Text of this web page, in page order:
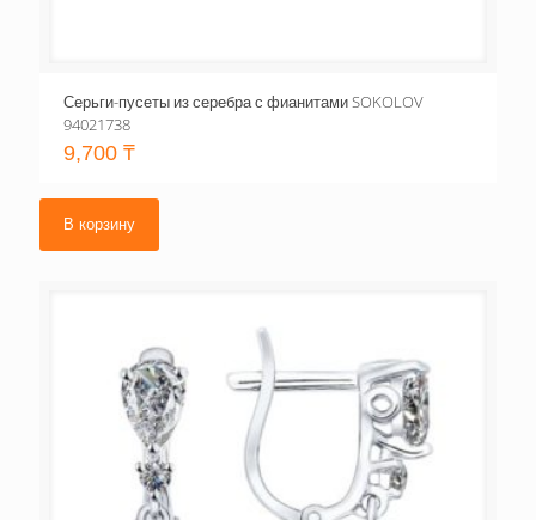
Серьги-пусеты из серебра с фианитами SOKOLOV
94021738
9,700 ₸
В корзину